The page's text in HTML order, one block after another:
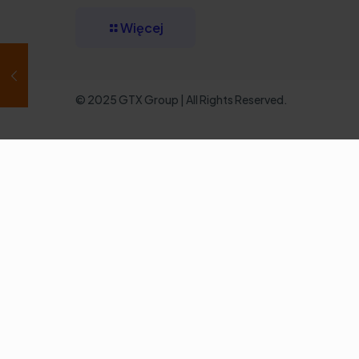
Więcej
© 2025 GTX Group | All Rights Reserved.